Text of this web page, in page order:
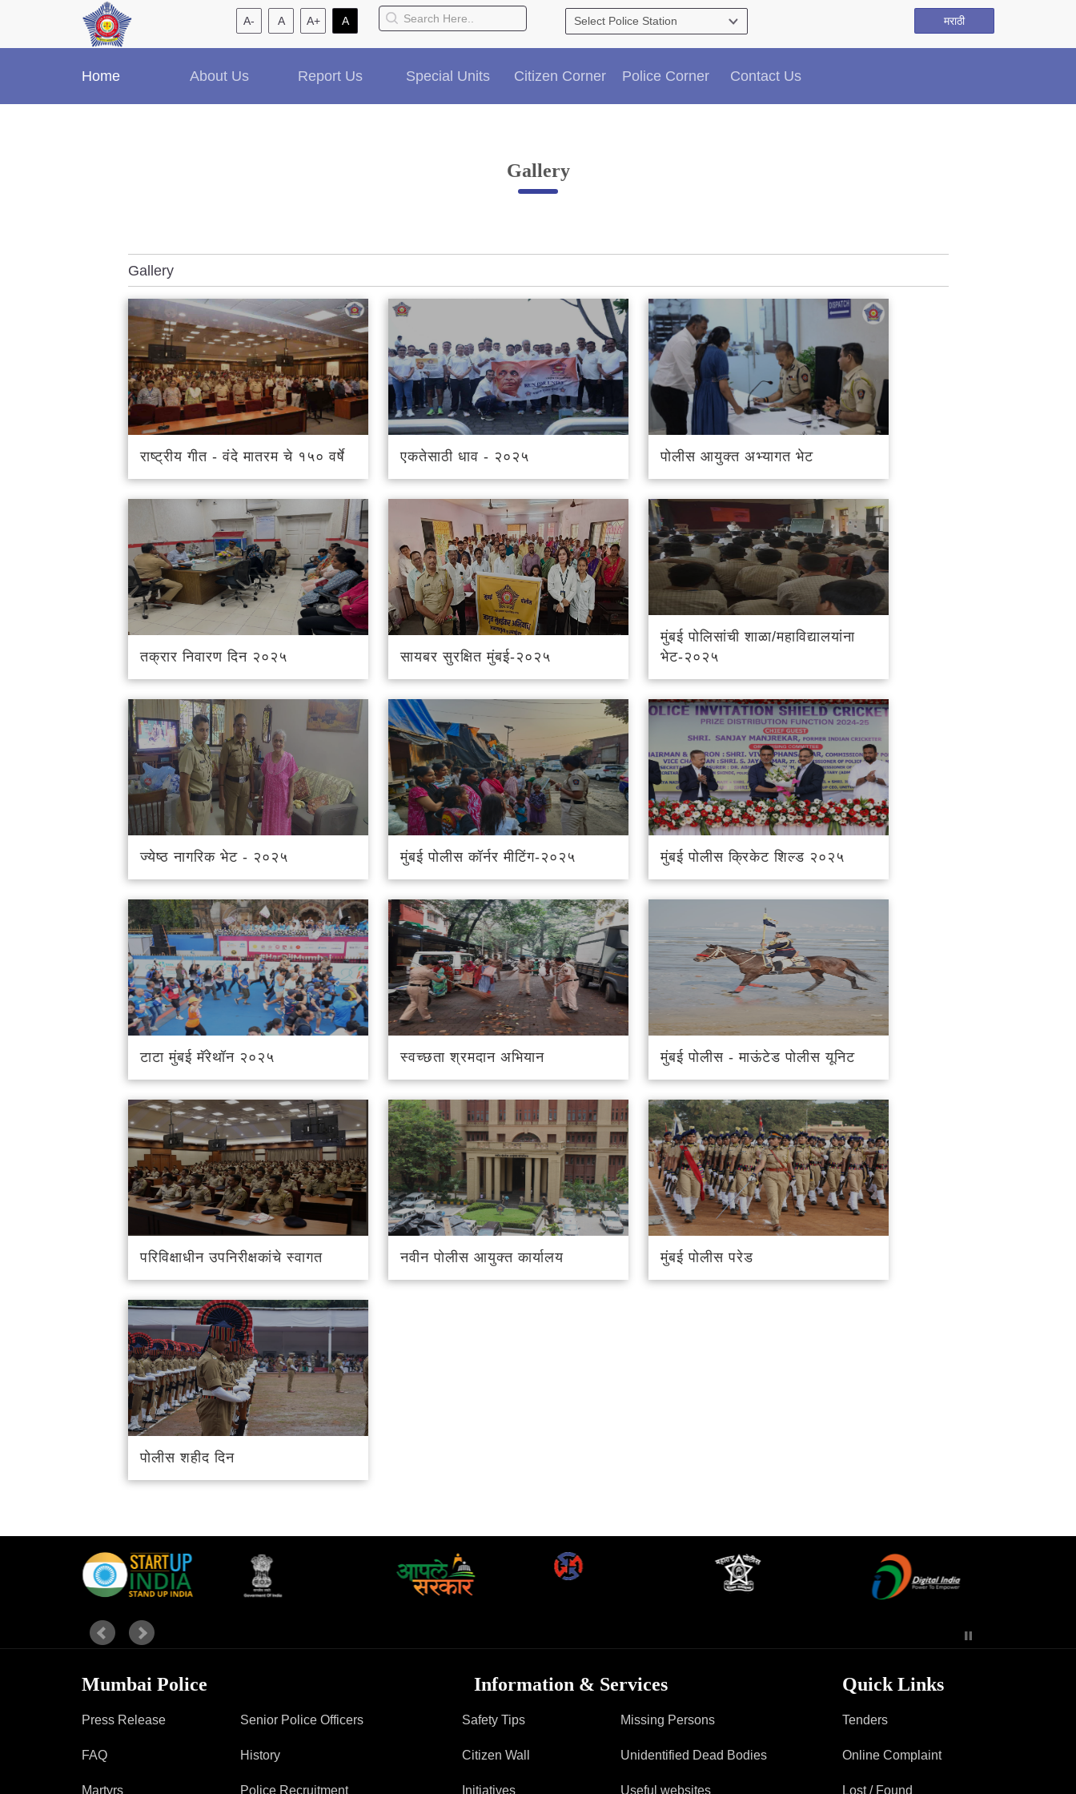
A- A A+ A मराठी
Home About Us Report Us Special Units Citizen Corner Police Corner Contact Us
Gallery
Gallery
राष्ट्रीय गीत - वंदे मातरम चे १५० वर्षे एकतेसाठी धाव - २०२५ पोलीस आयुक्त अभ्यागत भेट
तक्रार निवारण दिन २०२५ सायबर सुरक्षित मुंबई-२०२५
मुंबई पोलिसांची शाळा/महाविद्यालयांना
भेट-२०२५
ज्येष्ठ नागरिक भेट - २०२५ मुंबई पोलीस कॉर्नर मीटिंग-२०२५ मुंबई पोलीस क्रिकेट शिल्ड २०२५
टाटा मुंबई मॅरेथॉन २०२५ स्वच्छता श्रमदान अभियान मुंबई पोलीस - माऊंटेड पोलीस यूनिट
परिविक्षाधीन उपनिरीक्षकांचे स्वागत नवीन पोलीस आयुक्त कार्यालय मुंबई पोलीस परेड
पोलीस शहीद दिन
Mumbai Police
Press Release
FAQ
Martyrs
Senior Police Officers
History
Police Recruitment
Information & Services
Safety Tips
Citizen Wall
Initiatives
Missing Persons
Unidentified Dead Bodies
Useful websites
Quick Links
Tenders
Online Complaint
Lost / Found